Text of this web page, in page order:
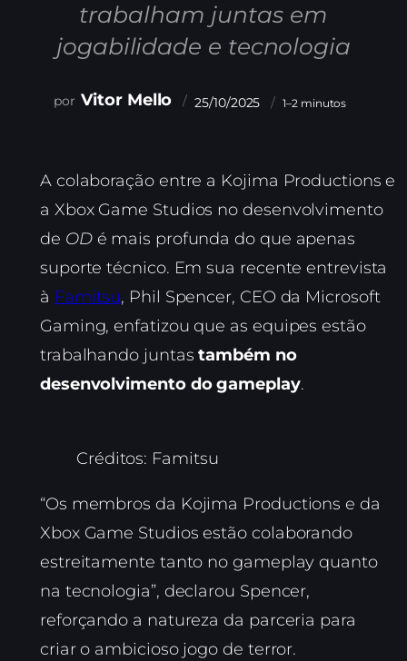
trabalham juntas em
jogabilidade e tecnologia
Vitor Mello 25/10/2025 1–2 minutos
A colaboração entre a Kojima Productions e
a Xbox Game Studios no desenvolvimento
de ODé mais profunda do que apenas
suporte técnico. Em sua recente entrevista
à Famitsu, Phil Spencer, CEO da Microsoft
Gaming, enfatizou que as equipes estão
trabalhando juntastambém no
desenvolvimento do gameplay.
Créditos: Famitsu
“Os membros da Kojima Productions e da
Xbox Game Studios estão colaborando
estreitamente tanto no gameplay quanto
na tecnologia”, declarou Spencer,
reforçando a natureza da parceria para
criar o ambicioso jogo de terror.